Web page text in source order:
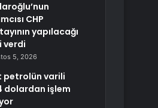
CHP
yapılacağı
verdi
5, 2026
petrolün varili
dolardan işlem